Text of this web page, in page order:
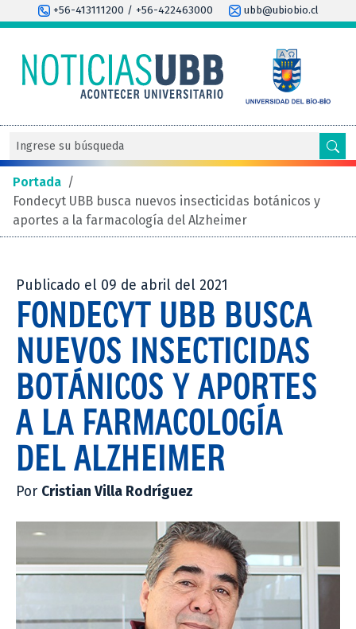
+56-413111200 / +56-422463000 ubb@ubiobio.cl
Portada /
Fondecyt UBB busca nuevos insecticidas botánicos y
aportes a la farmacología del Alzheimer
Publicado el 09 de abril del 2021
FONDECYT UBB BUSCA
NUEVOS INSECTICIDAS
BOTÁNICOS Y APORTES
A LA FARMACOLOGÍA
DEL ALZHEIMER
Por Cristian Villa Rodríguez